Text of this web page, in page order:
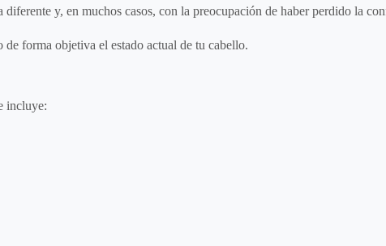
y, en muchos casos, con la preocupación de haber perdido la
de forma objetiva el estado actual de tu cabello.
incluye: